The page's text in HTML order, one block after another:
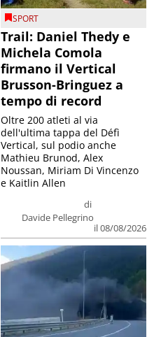
SPORT
Trail: Daniel Thedy e
Michela Comola
firmano il Vertical
Brusson-Bringuez a
tempo di record
di
Davide Pellegrino
il 08/08/2026
Oltre 200 atleti al via
dell'ultima tappa del Défì
Vertical, sul podio anche
Mathieu Brunod, Alex
Noussan, Miriam Di Vincenzo
e Kaitlin Allen